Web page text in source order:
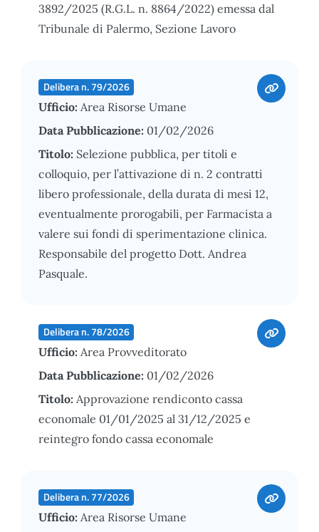
3892/2025 (R.G.L. n. 8864/2022) emessa dal
Tribunale di Palermo, Sezione Lavoro
Delibera n. 79/2026
Ufficio: Area Risorse Umane
Data Pubblicazione: 01/02/2026
Titolo: Selezione pubblica, per titoli e
colloquio, per l’attivazione di n. 2 contratti
libero professionale, della durata di mesi 12,
eventualmente prorogabili, per Farmacista a
valere sui fondi di sperimentazione clinica.
Responsabile del progetto Dott. Andrea
Pasquale.
Delibera n. 78/2026
Ufficio: Area Provveditorato
Data Pubblicazione: 01/02/2026
Titolo: Approvazione rendiconto cassa
economale 01/01/2025 al 31/12/2025 e
reintegro fondo cassa economale
Delibera n. 77/2026
Ufficio: Area Risorse Umane